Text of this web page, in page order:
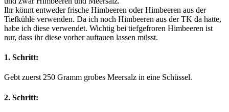
Ihr könnt entweder frische Himbeeren oder Himbeeren aus der
Tiefkühle verwenden. Da ich noch Himbeeren aus der TK da hatte,
habe ich diese verwendet. Wichtig bei tiefgefroren Himbeeren ist
nur, dass ihr diese vorher auftauen lassen müsst.
1. Schritt:
Gebt zuerst 250 Gramm grobes Meersalz in eine Schüssel.
2. Schritt: